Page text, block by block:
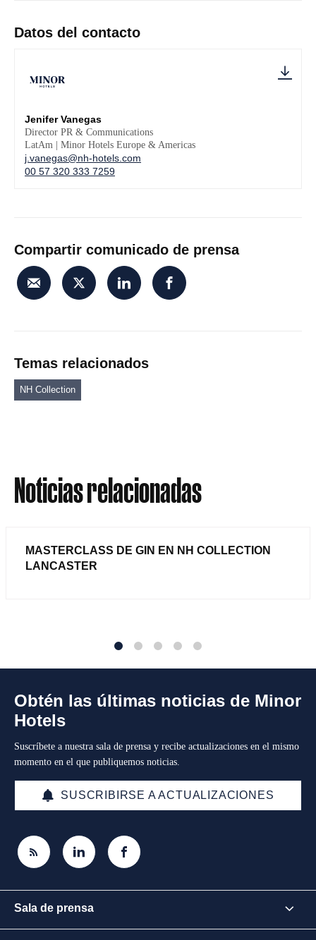
Datos del contacto
Jenifer Vanegas
Director PR & Communications
LatAm | Minor Hotels Europe & Americas
j.vanegas@nh-hotels.com
00 57 320 333 7259
Compartir comunicado de prensa
Temas relacionados
NH Collection
Noticias relacionadas
MASTERCLASS DE GIN EN NH COLLECTION
LANCASTER
Obtén las últimas noticias de Minor
Hotels
Suscríbete a nuestra sala de prensa y recibe actualizaciones en el mismo
momento en el que publiquemos noticias.
SUSCRIBIRSE A ACTUALIZACIONES
Sala de prensa